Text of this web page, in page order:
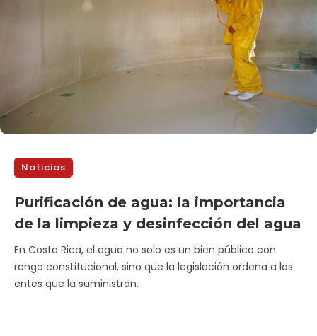
Noticias
Purificación de agua: la importancia
de la limpieza y desinfección del agua
En Costa Rica, el agua no solo es un bien público con
rango constitucional, sino que la legislación ordena a los
entes que la suministran.